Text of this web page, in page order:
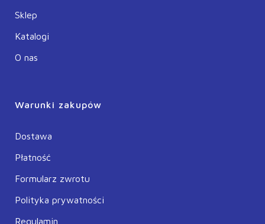
Sklep
Katalogi
O nas
Warunki zakupów
Dostawa
Płatność
Formularz zwrotu
Polityka prywatności
Regulamin